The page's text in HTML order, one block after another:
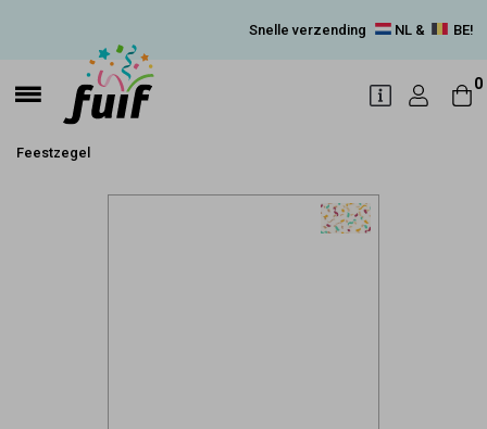
Snelle verzending NL & BE!
0
Feestzegel